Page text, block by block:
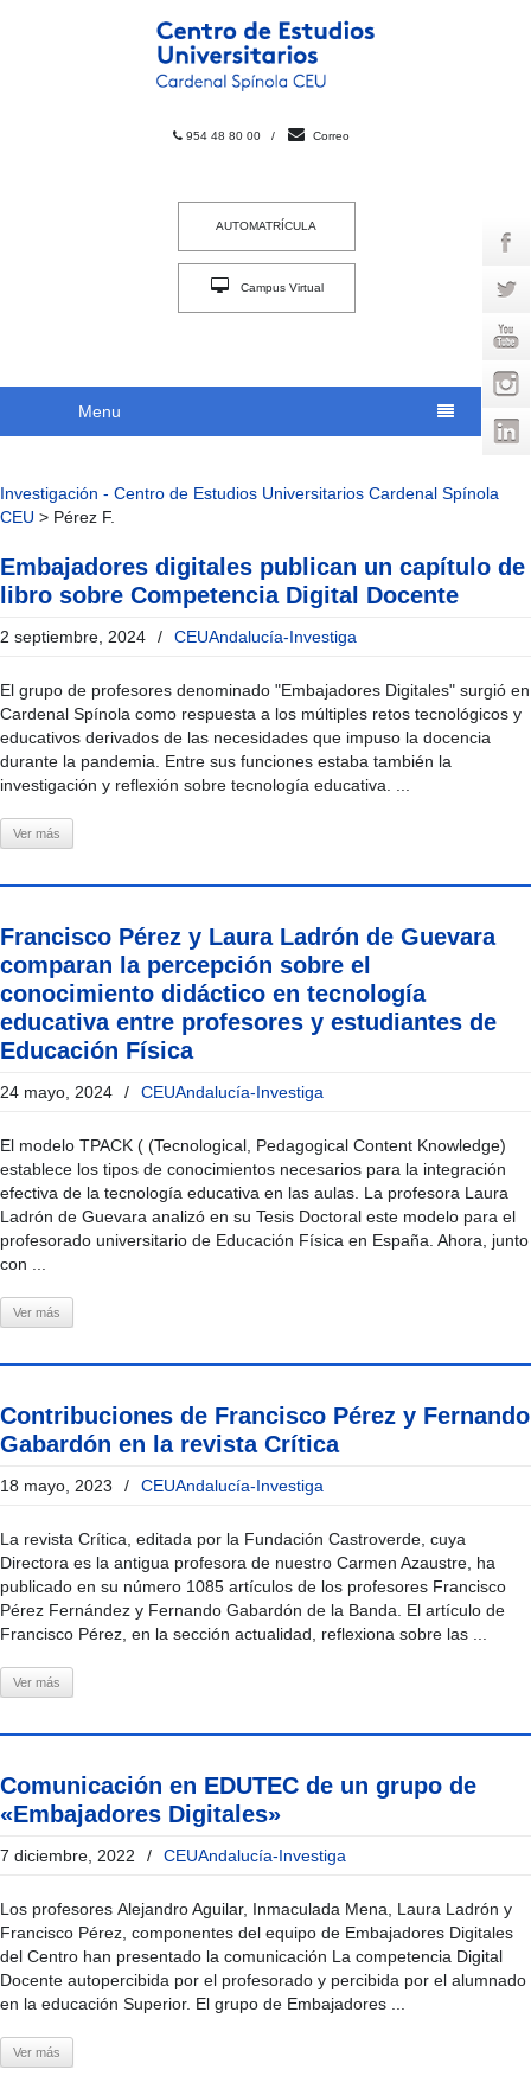
954 48 80 00 / Correo
AUTOMATRÍCULA
Campus Virtual
Menu
Investigación - Centro de Estudios Universitarios Cardenal Spínola
CEU > Pérez F.
Embajadores digitales publican un capítulo de
libro sobre Competencia Digital Docente
2 septiembre, 2024 / CEUAndalucía-Investiga
El grupo de profesores denominado "Embajadores Digitales" surgió en
Cardenal Spínola como respuesta a los múltiples retos tecnológicos y
educativos derivados de las necesidades que impuso la docencia
durante la pandemia. Entre sus funciones estaba también la
investigación y reflexión sobre tecnología educativa. ...
Ver más
Francisco Pérez y Laura Ladrón de Guevara
comparan la percepción sobre el
conocimiento didáctico en tecnología
educativa entre profesores y estudiantes de
Educación Física
24 mayo, 2024 / CEUAndalucía-Investiga
El modelo TPACK ( (Tecnological, Pedagogical Content Knowledge)
establece los tipos de conocimientos necesarios para la integración
efectiva de la tecnología educativa en las aulas. La profesora Laura
Ladrón de Guevara analizó en su Tesis Doctoral este modelo para el
profesorado universitario de Educación Física en España. Ahora, junto
con ...
Ver más
Contribuciones de Francisco Pérez y Fernando
Gabardón en la revista Crítica
18 mayo, 2023 / CEUAndalucía-Investiga
La revista Crítica, editada por la Fundación Castroverde, cuya
Directora es la antigua profesora de nuestro Carmen Azaustre, ha
publicado en su número 1085 artículos de los profesores Francisco
Pérez Fernández y Fernando Gabardón de la Banda. El artículo de
Francisco Pérez, en la sección actualidad, reflexiona sobre las ...
Ver más
Comunicación en EDUTEC de un grupo de
«Embajadores Digitales»
7 diciembre, 2022 / CEUAndalucía-Investiga
Los profesores Alejandro Aguilar, Inmaculada Mena, Laura Ladrón y
Francisco Pérez, componentes del equipo de Embajadores Digitales
del Centro han presentado la comunicación La competencia Digital
Docente autopercibida por el profesorado y percibida por el alumnado
en la educación Superior. El grupo de Embajadores ...
Ver más